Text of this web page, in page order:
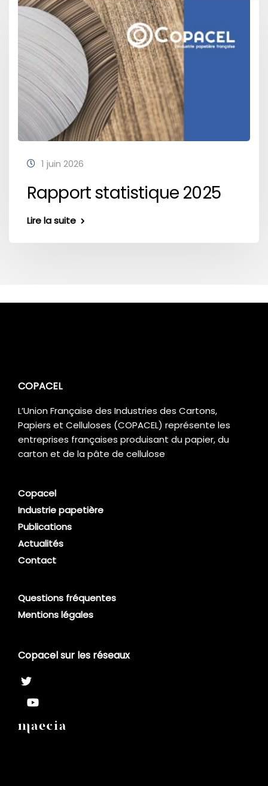
1 juin 2026
Rapport statistique 2025
Lire la suite
COPACEL
L’Union Française des Industries des Cartons,
Papiers et Celluloses (COPACEL) représente les
entreprises françaises produisant du papier, du
carton et de la pâte de cellulose
Copacel
Industrie papetière
Publications
Actualités
Contact
Questions fréquentes
Mentions légales
Copacel sur les réseaux